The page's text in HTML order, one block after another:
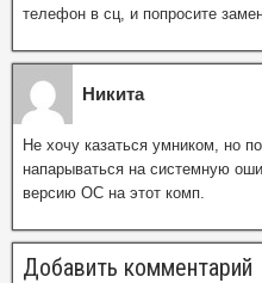
телефон в сц, и попросите
Никита
Не хочу казаться умником, но
напарываться на системную
версию ОС на этот комп.
Добавить комментарий